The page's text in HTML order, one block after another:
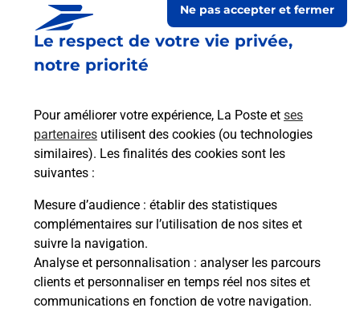
Le respect de votre vie privée,
notre priorité
Pour améliorer votre expérience, La Poste et ses
partenaires utilisent des cookies (ou technologies
similaires). Les finalités des cookies sont les
suivantes :
Mesure d’audience : établir des statistiques
complémentaires sur l’utilisation de nos sites et
suivre la navigation.
Analyse et personnalisation : analyser les parcours
clients et personnaliser en temps réel nos sites et
communications en fonction de votre navigation.
Ne pas accepter et fermer
Questions fréquemment
posées
La téléassistance classique avec
médaillon d’alarme qu’est ce que
c’est ?
Comment fonctionne la
téléassistance classique ?